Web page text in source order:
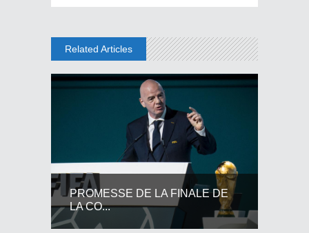
Related Articles
PROMESSE DE LA FINALE DE
LA CO...